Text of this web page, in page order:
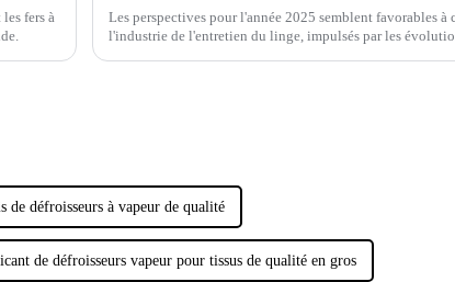
fers à
Les perspectives pour l'année 2025 semblent favorables à
l'industrie de l'entretien du linge, impulsés par les
de défroisseurs à vapeur de qualité
de défroisseurs vapeur pour tissus de qualité en gros